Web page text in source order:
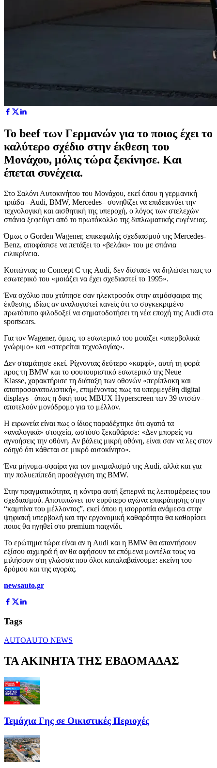
Το beef των Γερμανών για το ποιος έχει το
καλύτερο σχέδιο στην έκθεση του
Μονάχου, μόλις τώρα ξεκίνησε. Και
έπεται συνέχεια.
Στο Σαλόνι Αυτοκινήτου του Μονάχου, εκεί όπου η γερμανική
τριάδα –Audi, BMW, Mercedes– συνηθίζει να επιδεικνύει την
τεχνολογική και αισθητική της υπεροχή, ο λόγος των στελεχών
σπάνια ξεφεύγει από το πρωτόκολλο της διπλωματικής ευγένειας.
Όμως ο Gorden Wagener, επικεφαλής σχεδιασμού της Mercedes-
Benz, αποφάσισε να πετάξει το «βελάκι» του με σπάνια
ειλικρίνεια.
Κοιτώντας το Concept C της Audi, δεν δίστασε να δηλώσει πως το
εσωτερικό του «μοιάζει να έχει σχεδιαστεί το 1995».
Ένα σχόλιο που χτύπησε σαν ηλεκτροσόκ στην ατμόσφαιρα της
έκθεσης, ιδίως αν αναλογιστεί κανείς ότι το συγκεκριμένο
πρωτότυπο φιλοδοξεί να σηματοδοτήσει τη νέα εποχή της Audi στα
sportscars.
Για τον Wagener, όμως, το εσωτερικό του μοιάζει «υπερβολικά
γνώριμο» και «στερείται τεχνολογίας».
Δεν σταμάτησε εκεί. Ρίχνοντας δεύτερο «καρφί», αυτή τη φορά
προς τη BMW και το φουτουριστικό εσωτερικό της Neue
Klasse, χαρακτήρισε τη διάταξη των οθονών «περίπλοκη και
αποπροσανατολιστική», επιμένοντας πως τα υπερμεγέθη digital
displays –όπως η δική τους MBUX Hyperscreen των 39 ιντσών–
αποτελούν μονόδρομο για το μέλλον.
Η ειρωνεία είναι πως ο ίδιος παραδέχτηκε ότι αγαπά τα
«αναλογικά» στοιχεία, ωστόσο ξεκαθάρισε: «Δεν μπορείς να
αγνοήσεις την οθόνη. Αν βάλεις μικρή οθόνη, είναι σαν να λες στον
οδηγό ότι κάθεται σε μικρό αυτοκίνητο».
Ένα μήνυμα-σφαίρα για τον μινιμαλισμό της Audi, αλλά και για
την πολυεπίπεδη προσέγγιση της BMW.
Στην πραγματικότητα, η κόντρα αυτή ξεπερνά τις λεπτομέρειες του
σχεδιασμού. Αποτυπώνει τον ευρύτερο αγώνα επικράτησης στην
“καμπίνα του μέλλοντος”, εκεί όπου η ισορροπία ανάμεσα στην
ψηφιακή υπερβολή και την εργονομική καθαρότητα θα καθορίσει
ποιος θα ηγηθεί στο premium παιχνίδι.
Το ερώτημα τώρα είναι αν η Audi και η BMW θα απαντήσουν
εξίσου αιχμηρά ή αν θα αφήσουν τα επόμενα μοντέλα τους να
μιλήσουν στη γλώσσα που όλοι καταλαβαίνουμε: εκείνη του
δρόμου και της αγοράς.
newsauto.gr
Tags
AUTOAUTO NEWS
ΤΑ ΑΚΙΝΗΤΑ ΤΗΣ ΕΒΔΟΜΑΔΑΣ
Τεμάχια Γης σε Οικιστικές Περιοχές